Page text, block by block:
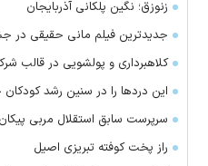
زنوزق؛ نگین پلکانی آذربایجان
جدیدترین فیلم مانی حقیقی در
کلاهبرداری و پولشویی در قالب
این درد‌ها را در سنین رشد
سرپرست سابق استقلال مربی
راز پخت کوفته تبریزی اصیل